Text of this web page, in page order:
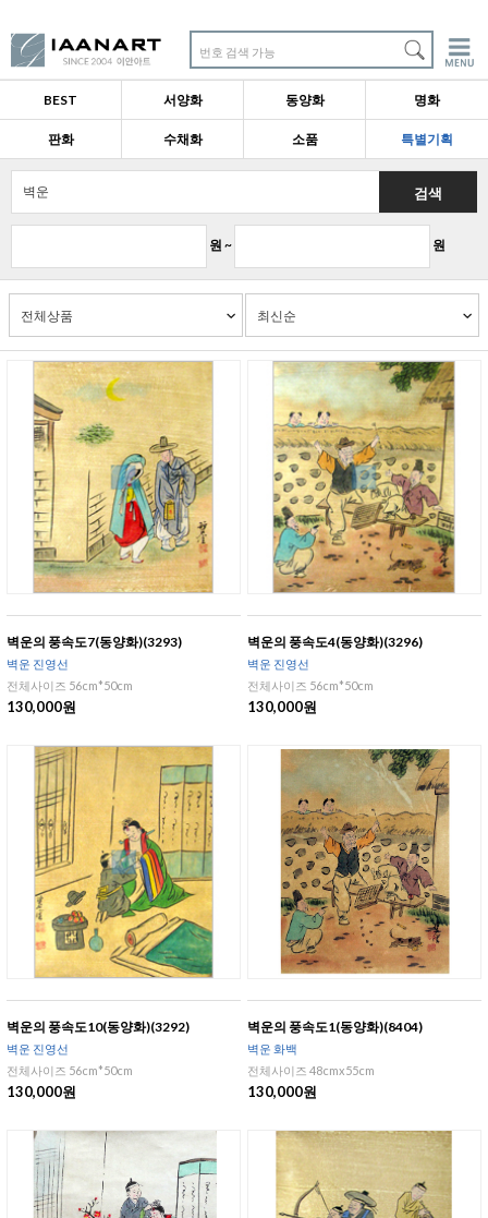
번호 검색 가능
BEST 서양화 동양화 명화
판화 수채화 소품 특별기획
원 ~ 원
검색
벽운의 풍속도7(동양화)(3293)
벽운 진영선
전체사이즈 56cm*50cm
130,000원
벽운의 풍속도4(동양화)(3296)
벽운 진영선
전체사이즈 56cm*50cm
130,000원
벽운의 풍속도10(동양화)(3292)
벽운 진영선
전체사이즈 56cm*50cm
130,000원
벽운의 풍속도1(동양화)(8404)
벽운 화백
전체사이즈 48cmx55cm
130,000원